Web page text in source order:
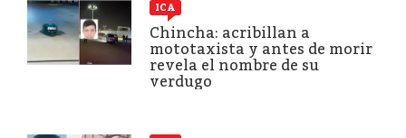
ICA
Chincha: acribillan a
mototaxista y antes de morir
revela el nombre de su
verdugo